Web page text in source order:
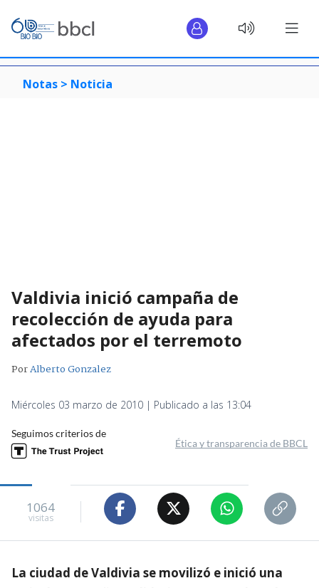
Notas > Noticia
Valdivia inició campaña de
recolección de ayuda para
afectados por el terremoto
PorAlberto Gonzalez
Miércoles 03 marzo de 2010 | Publicado a las 13:04
Seguimos criterios de
Ética y transparencia de BBCL
1064
visitas
La ciudad de Valdivia se movilizó e inició una